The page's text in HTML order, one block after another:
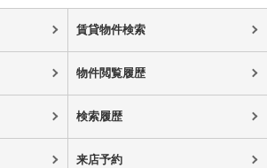
賃貸物件検索
物件閲覧履歴
検索履歴
来店予約